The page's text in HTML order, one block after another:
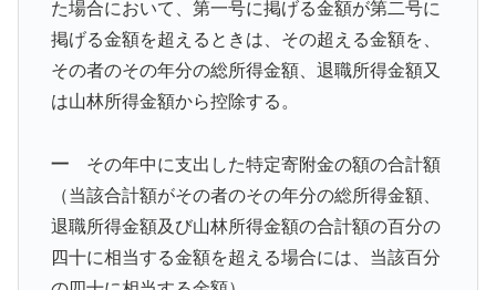
た場合において、第一号に掲げる金額が第二号に
掲げる金額を超えるときは、その超える金額を、
その者のその年分の総所得金額、退職所得金額又
は山林所得金額から控除する。
一その年中に支出した特定寄附金の額の合計額
（当該合計額がその者のその年分の総所得金額、
退職所得金額及び山林所得金額の合計額の百分の
四十に相当する金額を超える場合には、当該百分